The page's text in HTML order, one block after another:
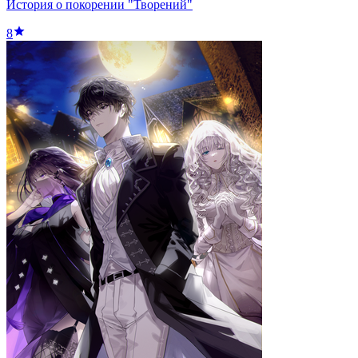
История о покорении "Творений"
8